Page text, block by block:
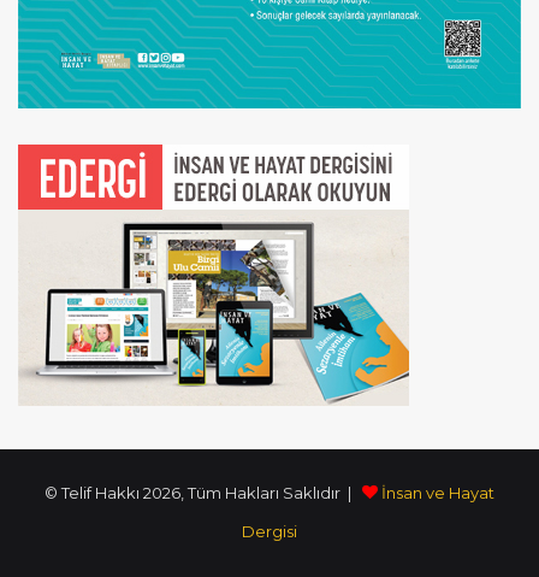
© Telif Hakkı 2026, Tüm Hakları Saklıdır |
İnsan ve Hayat
Dergisi